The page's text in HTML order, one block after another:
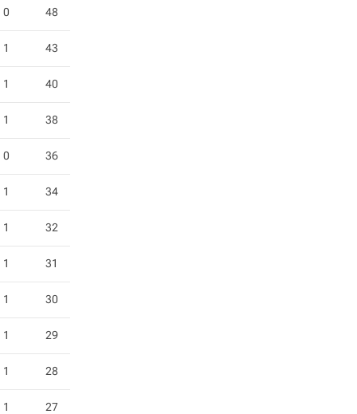
0 48
1 43
1 40
1 38
0 36
1 34
1 32
1 31
1 30
1 29
1 28
1 27